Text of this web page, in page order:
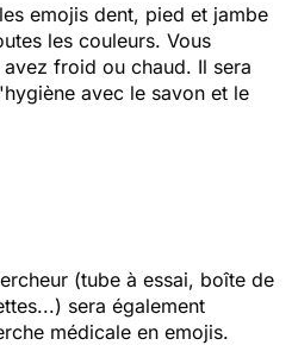
emojis dent, pied et jambe
les couleurs. Vous
froid ou chaud. Il sera
avec le savon et le
(tube à essai, boîte de
sera également
médicale en emojis.